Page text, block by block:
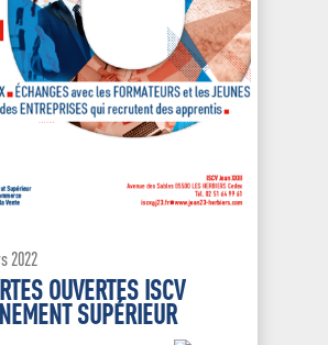
2022
OUVERTES ISCV
SUPÉRIEUR